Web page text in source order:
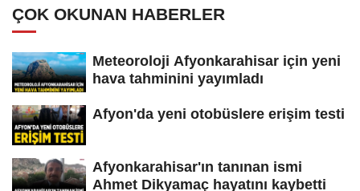
ÇOK OKUNAN HABERLER
Meteoroloji Afyonkarahisar için yeni
hava tahminini yayımladı
Afyon'da yeni otobüslere erişim testi
Afyonkarahisar'ın tanınan ismi
Ahmet Dikyamaç hayatını kaybetti